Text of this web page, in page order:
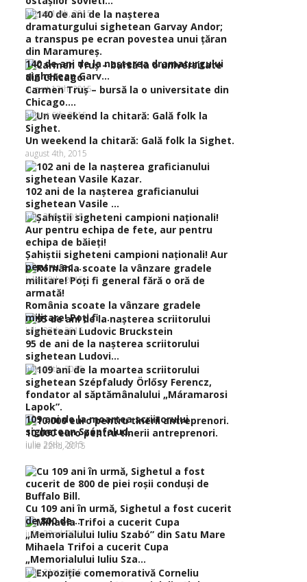
august 14th, 2015
140 de ani de la naşterea dramaturgului
sighetean Garv...
august 13th, 2015
Carmen Truş – bursă la o universitate din
Chicago....
august 6th, 2015
Un weekend la chitară: Gală folk la Sighet.
august 4th, 2015
102 ani de la naşterea graficianului
sighetean Vasile ...
iulie 30th, 2015
Şahiştii sigheteni campioni naţionali! Aur
pentru ec...
iulie 28th, 2015
România scoate la vânzare gradele
militare! Poţi fi ...
iulie 27th, 2015
95 de ani de la naşterea scriitorului
sighetean Ludovi...
iulie 27th, 2015
109 ani de la moartea scriitorului
sighetean Szépfalud...
iulie 26th, 2015
10.000 euro pentru tinerii antreprenori.
iulie 22nd, 2015
Cu 109 ani în urmă, Sighetul a fost cucerit
de 800 de...
iulie 22nd, 2015
Mihaela Trifoi a cucerit Cupa
„Memorialului Iuliu Sza...
iulie 21st, 2015